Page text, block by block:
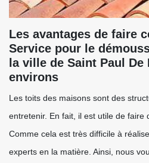
Les avantages de faire
Service pour le
la ville de Saint Paul
environs
Les toits des maisons sont des
entretenir. En fait, il est utile de faire
Comme cela est très difficile à
experts en la matière. Ainsi, nous